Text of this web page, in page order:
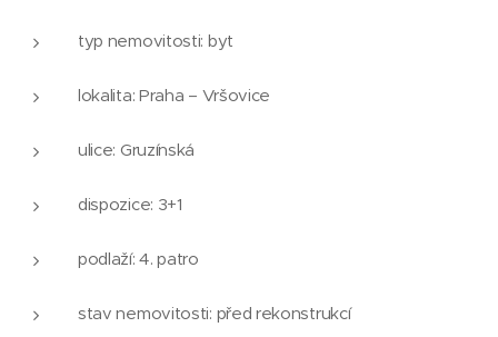
typ nemovitosti: byt
lokalita: Praha – Vršovice
ulice: Gruzínská
dispozice: 3+1
podlaží: 4. patro
stav nemovitosti: před rekonstrukcí